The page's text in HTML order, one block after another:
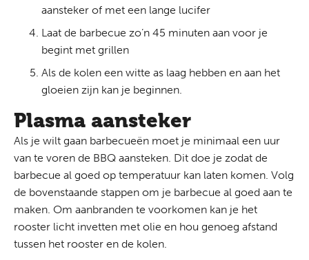
aansteker of met een lange lucifer
Laat de barbecue zo’n 45 minuten aan voor je
begint met grillen
Als de kolen een witte as laag hebben en aan het
gloeien zijn kan je beginnen.
Plasma aansteker
Als je wilt gaan barbecueën moet je minimaal een uur
van te voren de BBQ aansteken. Dit doe je zodat de
barbecue al goed op temperatuur kan laten komen. Volg
de bovenstaande stappen om je barbecue al goed aan te
maken. Om aanbranden te voorkomen kan je het
rooster licht invetten met olie en hou genoeg afstand
tussen het rooster en de kolen.